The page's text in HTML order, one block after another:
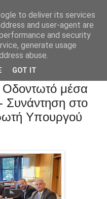
Οδοντωτό μέσα
Συνάντηση στο
Υπουργού
to deliver its services
and user-agent are
and security
generate usage
abuse.
GOT IT